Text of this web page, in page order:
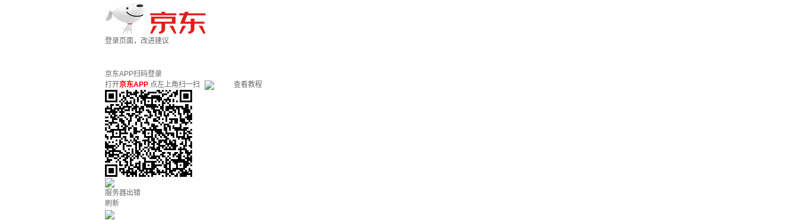
登录页面，改进建议
京东APP扫码登录
打开京东APP 点左上角扫一扫 查看教程
服务器出错
刷新